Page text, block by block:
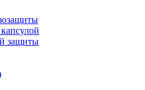
защиты